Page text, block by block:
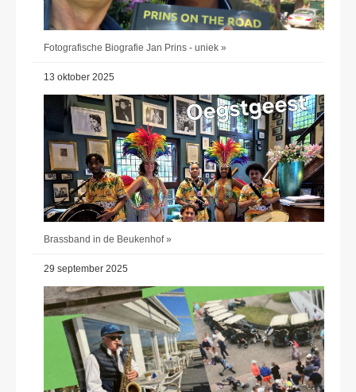
Fotografische Biografie Jan Prins - uniek »
13 oktober 2025
Brassband in de Beukenhof »
29 september 2025